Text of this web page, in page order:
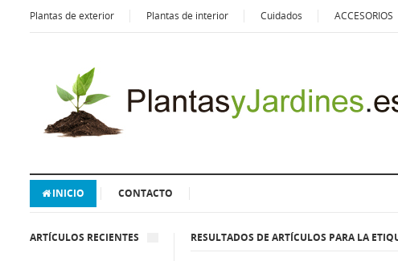
Plantas de exterior Plantas de interior Cuidados ACCESORIOS
INICIO CONTACTO
RESULTADOS DE ARTÍCULOS PARA LA
ARTÍCULOS RECIENTES